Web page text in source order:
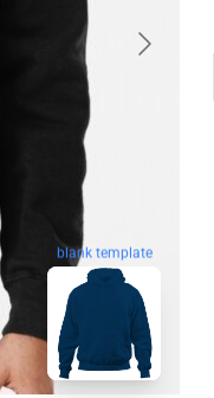
blank template